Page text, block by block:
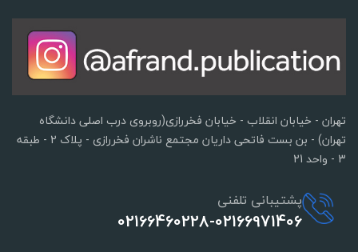
تهران - خیابان انقلاب - خیابان فخررازی(روبروی درب اصلی دانشگاه
تهران) - بن بست فاتحی داریان مجتمع ناشران فخررازی - پلاک 2 - طبقه
3 - واحد 21
پشتیبانی تلفنی
02166460228-02166971406